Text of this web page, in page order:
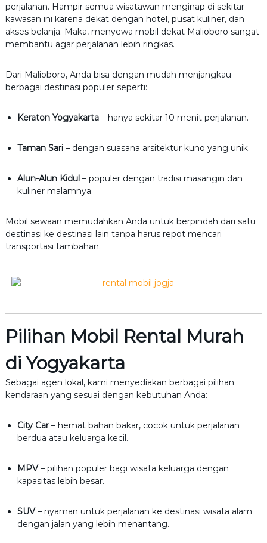
perjalanan. Hampir semua wisatawan menginap di sekitar
kawasan ini karena dekat dengan hotel, pusat kuliner, dan
akses belanja. Maka, menyewa mobil dekat Malioboro sangat
membantu agar perjalanan lebih ringkas.
Dari Malioboro, Anda bisa dengan mudah menjangkau
berbagai destinasi populer seperti:
Keraton Yogyakarta– hanya sekitar 10 menit perjalanan.
Taman Sari– dengan suasana arsitektur kuno yang unik.
Alun-Alun Kidul– populer dengan tradisi masangin dan
kuliner malamnya.
Mobil sewaan memudahkan Anda untuk berpindah dari satu
destinasi ke destinasi lain tanpa harus repot mencari
transportasi tambahan.
Pilihan Mobil Rental Murah
di Yogyakarta
Sebagai agen lokal, kami menyediakan berbagai pilihan
kendaraan yang sesuai dengan kebutuhan Anda:
City Car– hemat bahan bakar, cocok untuk perjalanan
berdua atau keluarga kecil.
MPV– pilihan populer bagi wisata keluarga dengan
kapasitas lebih besar.
SUV– nyaman untuk perjalanan ke destinasi wisata alam
dengan jalan yang lebih menantang.